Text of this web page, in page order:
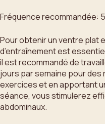
Fréquence recommandée:
Pour obtenir un ventre plat
d’entraînement est
il est recommandé de
jours par semaine pour des
exercices et en apportant
séance, vous stimulerez
abdominaux.